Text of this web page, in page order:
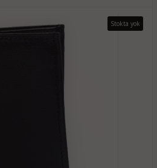
Stokta yok